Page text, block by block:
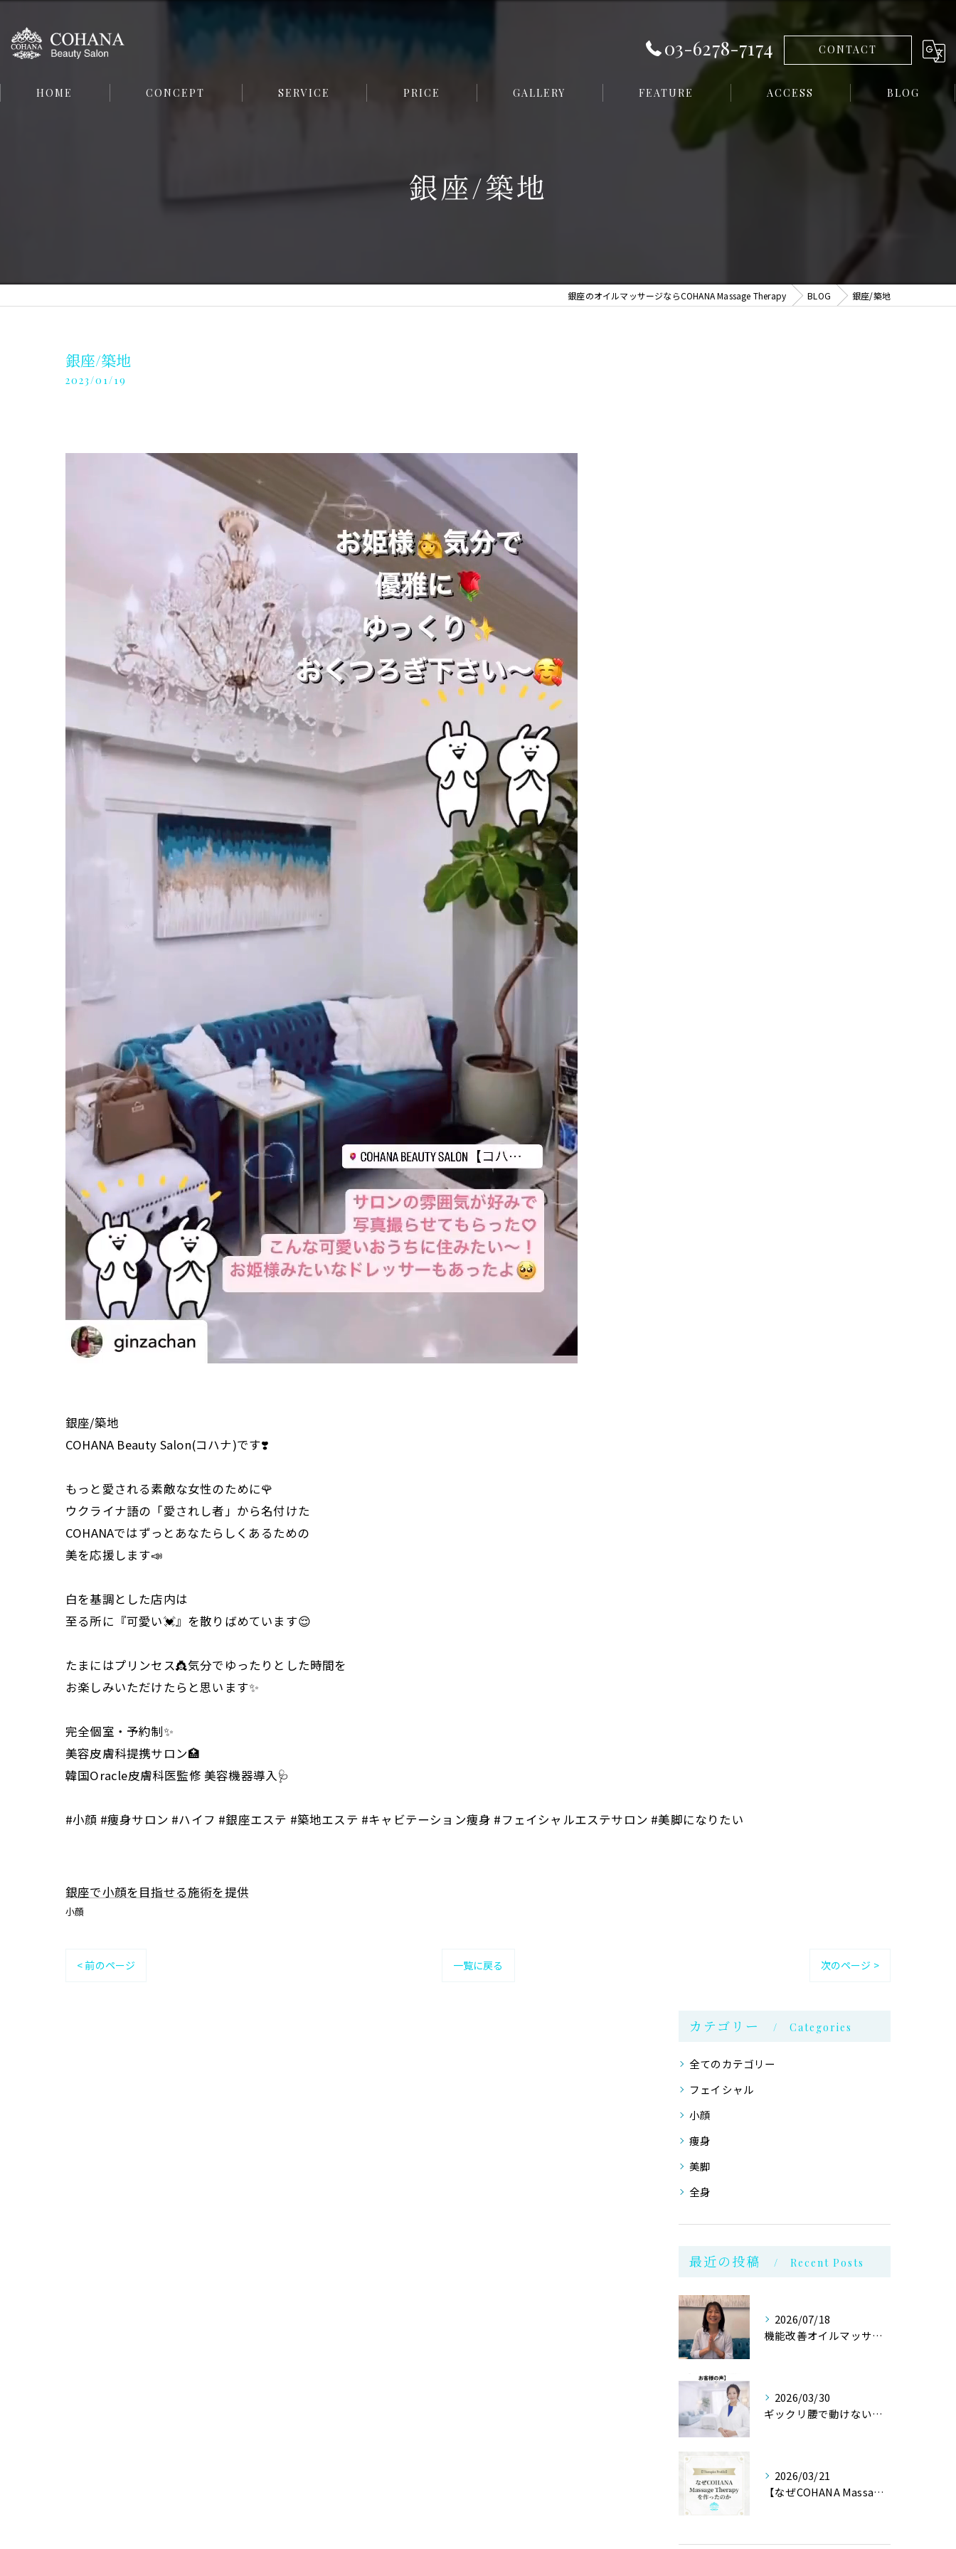
03-6278-7174 CONTACT
HOME CONCEPT SERVICE PRICE GALLERY FEATURE
フェイシャル
ACCESS BLOG
銀座/築地
銀座のオイルマッサージならCOHANA Massage Therapy BLOG 銀座/築地
銀座/築地
2023/01/19
銀座/築地
COHANA Beauty Salon(コハナ)です❣️
もっと愛される素敵な女性のために🌹
ウクライナ語の「愛されし者」から名付けた
COHANAではずっとあなたらしくあるための
美を応援します📣
白を基調とした店内は
至る所に『可愛い💓』を散りばめています😌
たまにはプリンセス👸気分でゆったりとした時間を
お楽しみいただけたらと思います✨
完全個室・予約制✨
美容皮膚科提携サロン🏥
韓国Oracle皮膚科医監修 美容機器導入🩺
#小顔 #痩身サロン #ハイフ #銀座エステ #築地エステ #キャビテーション痩身 #フェイシャルエステサロン #美脚になりたい
銀座で小顔を目指せる施術を提供
小顔
< 前のページ 一覧に戻る 次のページ >
カテゴリー Categories
全てのカテゴリー
フェイシャル
小顔
痩身
美脚
全身
最近の投稿 Recent Posts
2026/07/18
機能改善オイルマッサージ@銀座
2026/03/30
ギックリ腰で動けない状態からご来店されたお客様より
2026/03/21
【なぜCOHANA Massage Therapyを作ったの...